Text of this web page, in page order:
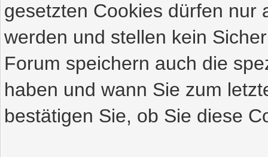
gesetzten Cookies dürfen nur
werden und stellen kein
Forum speichern auch die
haben und wann Sie zum
bestätigen Sie, ob Sie diese